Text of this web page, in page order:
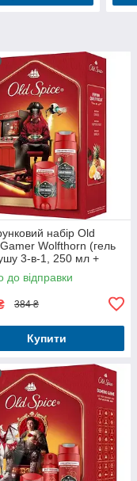
набір Old
Wolfthorn (гель
3-в-1, 250 мл +
дезодорант, 50 мл)
до відправки
384 ₴
Купити